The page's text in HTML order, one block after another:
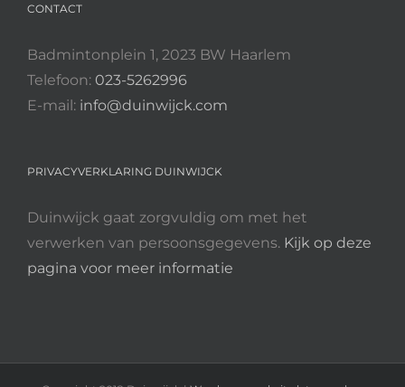
CONTACT
Badmintonplein 1, 2023 BW Haarlem
Telefoon: 023-5262996
E-mail: info@duinwijck.com
PRIVACYVERKLARING DUINWIJCK
Duinwijck gaat zorgvuldig om met het
verwerken van persoonsgegevens. Kijk op deze
pagina voor meer informatie